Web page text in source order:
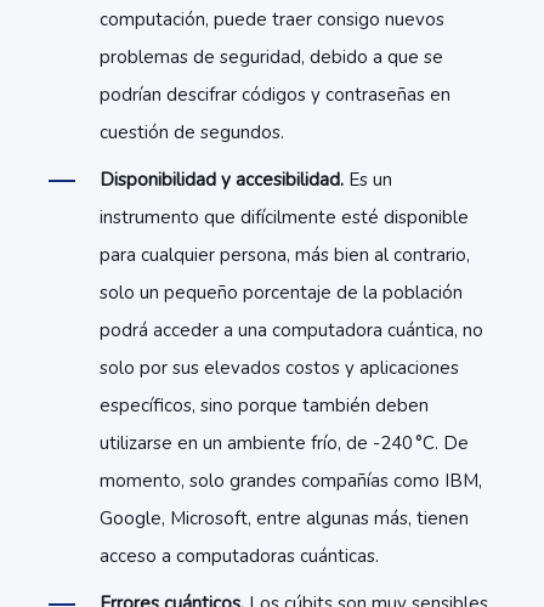
computación, puede traer consigo nuevos
problemas de seguridad, debido a que se
podrían descifrar códigos y contraseñas en
cuestión de segundos.
Disponibilidad y accesibilidad. Es un
instrumento que difícilmente esté disponible
para cualquier persona, más bien al contrario,
solo un pequeño porcentaje de la población
podrá acceder a una computadora cuántica, no
solo por sus elevados costos y aplicaciones
específicos, sino porque también deben
utilizarse en un ambiente frío, de -240 °C. De
momento, solo grandes compañías como IBM,
Google, Microsoft, entre algunas más, tienen
acceso a computadoras cuánticas.